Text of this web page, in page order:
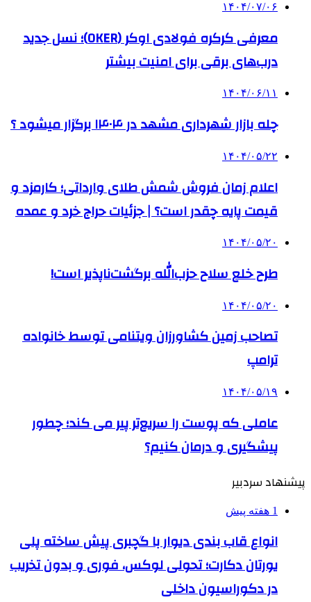
۱۴۰۴/۰۷/۰۶
معرفی کرکره فولادی اوکر (OKER)؛ نسل جدید
درب‌های برقی برای امنیت بیشتر
۱۴۰۴/۰۶/۱۱
چله بازار شهرداری مشهد در ۱۴۰۴ برگزار میشود ؟
۱۴۰۴/۰۵/۲۲
اعلام زمان فروش شمش طلای وارداتی؛ کارمزد و
قیمت پایه چقدر است؟ | جزئیات حراج خرد و عمده
۱۴۰۴/۰۵/۲۰
طرح خلع سلاح حزب‌الله برگشت‌ناپذیر است!
۱۴۰۴/۰۵/۲۰
تصاحب زمین کشاورزان ویتنامی توسط خانواده
ترامپ
۱۴۰۴/۰۵/۱۹
عاملی که پوست را سریع‌تر پیر می کند؛ چطور
پیشگیری و درمان کنیم؟
پیشنهاد سردبیر
1 هفته پیش
انواع قاب بندی دیوار با گچبری پیش ساخته پلی
یورتان دکارت؛ تحولی لوکس، فوری و بدون تخریب
در دکوراسیون داخلی